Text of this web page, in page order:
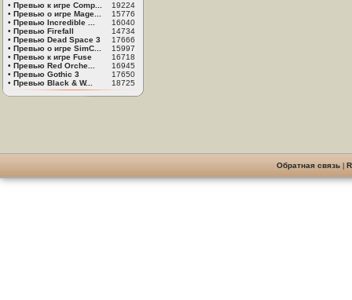
• Превью к игре Comp...
19224
• Превью о игре Mage...
15776
• Превью Incredible ...
16040
• Превью Firefall
14734
• Превью Dead Space 3
17666
• Превью о игре SimC...
15997
• Превью к игре Fuse
16718
• Превью Red Orche...
16945
• Превью Gothic 3
17650
• Превью Black & W... 18725
Обратная связь